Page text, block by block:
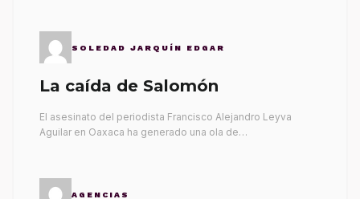
SOLEDAD JARQUÍN EDGAR
La caída de Salomón
El asesinato del periodista Francisco Alejandro Leyva
Aguilar en Oaxaca ha generado una ola de…
AGENCIAS